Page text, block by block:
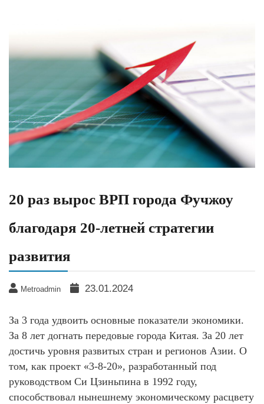
20 раз вырос ВРП города Фучжоу
благодаря 20-летней стратегии
развития
Metroadmin 23.01.2024
За 3 года удвоить основные показатели экономики.
За 8 лет догнать передовые города Китая. За 20 лет
достичь уровня развитых стран и регионов Азии. О
том, как проект «3-8-20», разработанный под
руководством Си Цзиньпина в 1992 году,
способствовал нынешнему экономическому расцвету